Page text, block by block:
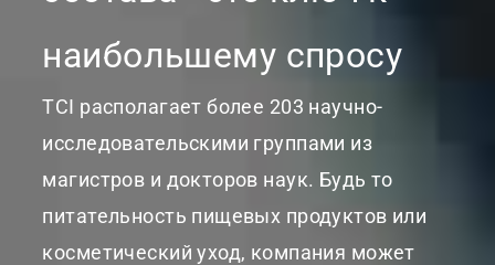
наибольшему спросу
TCI располагает более 203 научно-
исследовательскими группами из
магистров и докторов наук. Будь то
питательность пищевых продуктов или
косметический уход, компания может